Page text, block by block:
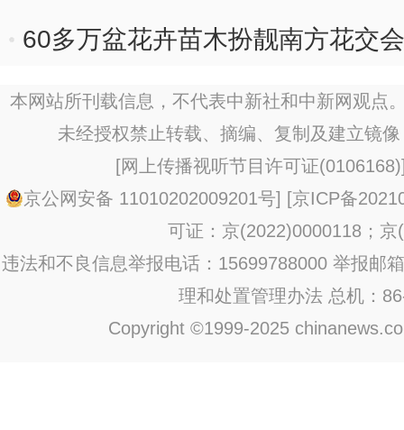
60多万盆花卉苗木扮靓南方花交
本网站所刊载信息，不代表中新社和中新网观点
未经授权禁止转载、摘编、复制及建立镜
[网上传播视听节目许可证(0106168)
京公网安备 11010202009201号] [京ICP备
可证：京(2022)0000118；京
违法和不良信息举报电话：15699788000 举报邮
理和处置管理办法 总机：
Copyright ©1999-2025